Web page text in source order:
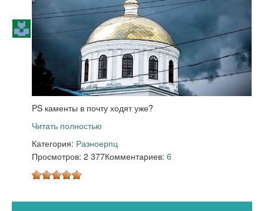
PS каменты в почту ходят уже?
Читать полностью
Категория: Разноерпц
Просмотров: 2 377Комментариев: 6